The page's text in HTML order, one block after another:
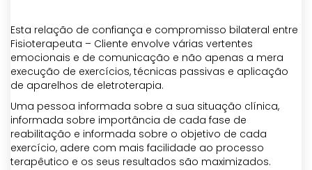
Esta relação de confiança e compromisso bilateral entre
Fisioterapeuta – Cliente envolve várias vertentes
emocionais e de comunicação e não apenas a mera
execução de exercícios, técnicas passivas e aplicação
de aparelhos de eletroterapia.
Uma pessoa informada sobre a sua situação clínica,
informada sobre importância de cada fase de
reabilitação e informada sobre o objetivo de cada
exercício, adere com mais facilidade ao processo
terapêutico e os seus resultados são maximizados.